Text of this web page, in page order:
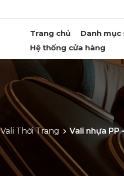
Trang chủ Danh mục
Hệ thống cửa hàng
Vali Thời Trang Vali nhựa PP